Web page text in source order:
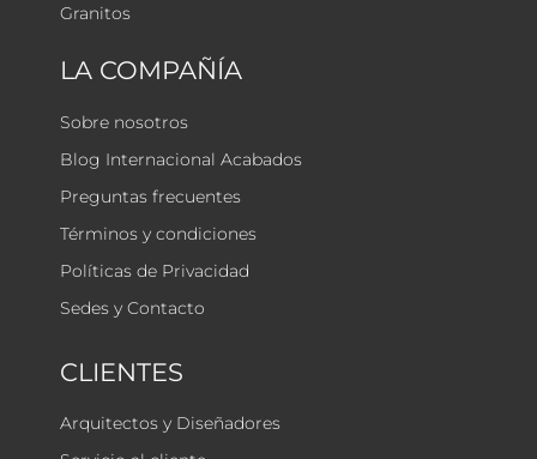
LA COMPAÑÍA
Sobre nosotros
Blog Internacional Acabados
Preguntas frecuentes
Términos y condiciones
Políticas de Privacidad
Sedes y Contacto
CLIENTES
Arquitectos y Diseñadores